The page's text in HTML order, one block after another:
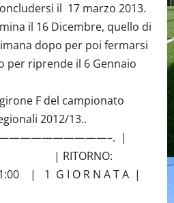
il 17 marzo 2013.
il 16 Dicembre, quello di
dopo per poi fermarsi
per riprende il 6 Gennaio
F del campionato
2012/13..
|
| | RITORNO:
| 1 G I O R N A T A |